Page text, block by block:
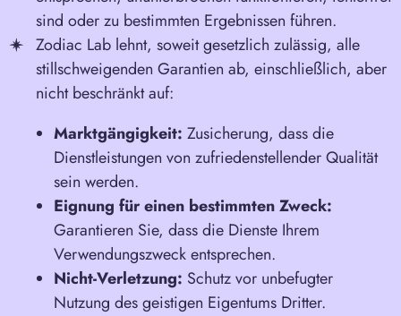
sind oder zu bestimmten Ergebnissen führen.
Zodiac Lab lehnt, soweit gesetzlich zulässig, alle
stillschweigenden Garantien ab, einschließlich, aber
nicht beschränkt auf:
Marktgängigkeit: Zusicherung, dass die
Dienstleistungen von zufriedenstellender Qualität
sein werden.
Eignung für einen bestimmten Zweck:
Garantieren Sie, dass die Dienste Ihrem
Verwendungszweck entsprechen.
Nicht-Verletzung: Schutz vor unbefugter
Nutzung des geistigen Eigentums Dritter.